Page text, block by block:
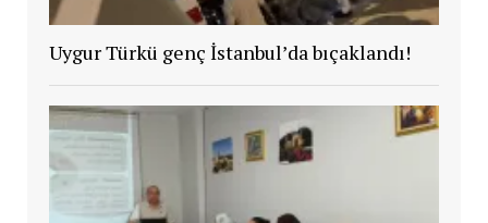
Uygur Türkü genç İstanbul’da bıçaklandı!